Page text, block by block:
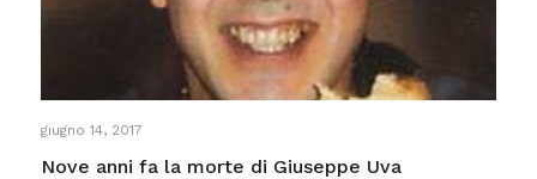
giugno 14, 2017
Nove anni fa la morte di Giuseppe Uva